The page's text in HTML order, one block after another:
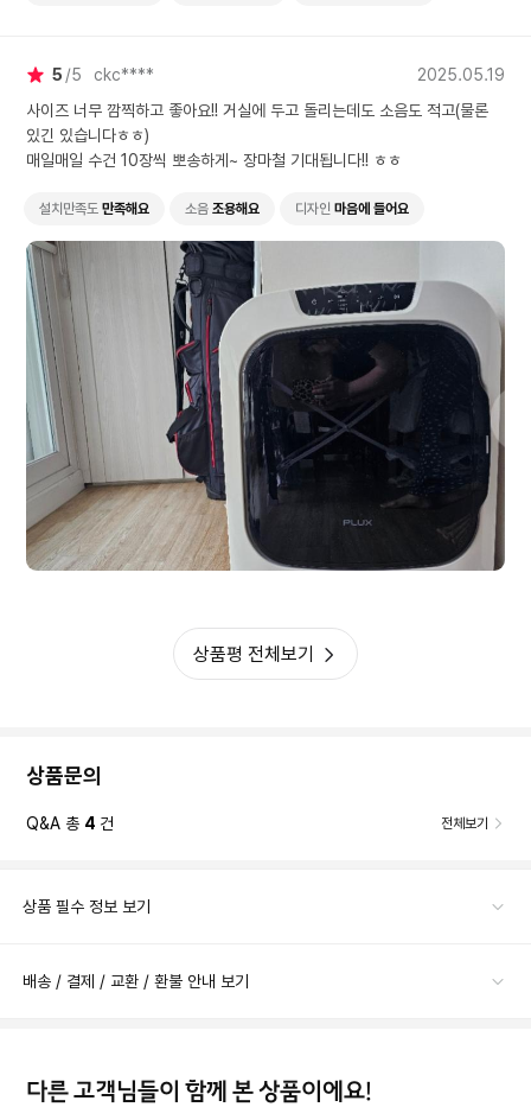
5 5 ckc****
2025.05.19
사이즈 너무 깜찍하고 좋아요!! 거실에 두고 돌리는데도 소음도 적고(물론
있긴 있습니다ㅎㅎ)
매일매일 수건 10장씩 뽀송하게~ 장마철 기대됩니다!! ㅎㅎ
설치만족도 만족해요 소음 조용해요 디자인 마음에 들어요
상품평 전체보기
상품문의
Q&A 총 4 건 전체보기
상품 필수 정보 보기
배송 / 결제 / 교환 / 환불 안내 보기
다른 고객님들이 함께 본 상품이에요!